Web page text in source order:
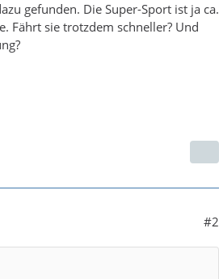
gefunden. Die Super-Sport ist ja ca.
Fährt sie trotzdem schneller? Und
#2